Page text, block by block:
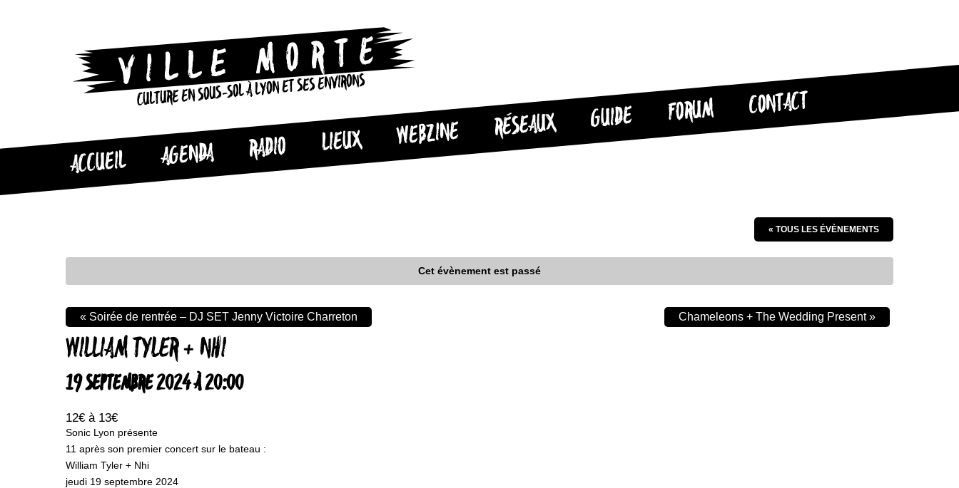
CULTURE EN SOUS-SOL À LYON ET SES ENVIRONS
ACCUEIL AGENDA RADIO LIEUX WEBZINE RÉSEAUX GUIDE FORUM CONTACT
« TOUS LES ÉVÈNEMENTS
Cet évènement est passé
WILLIAM TYLER + NHI
19 SEPTEMBRE 2024 À 20:00
12€ à 13€
« Soirée de rentrée – DJ SET Jenny Victoire Charreton Chameleons + The Wedding Present»
Sonic Lyon présente
11 après son premier concert sur le bateau :
William Tyler + Nhi
jeudi 19 septembre 2024